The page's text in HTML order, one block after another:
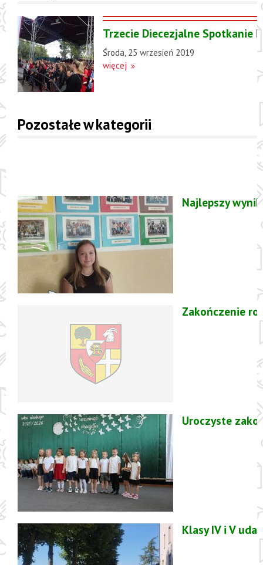
Trzecie Diecezjalne Spotkanie
Środa, 25 wrzesień 2019
więcej
Pozostałe w kategorii
Najlepszy
Zakończenie
Uroczyste
Klasy IV i V